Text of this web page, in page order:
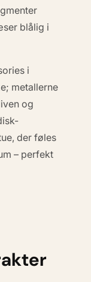
blålig i
i
metallerne
og
der føles
– perfekt